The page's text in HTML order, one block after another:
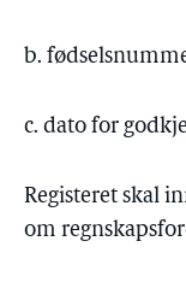
b.
c. dato for
Registeret skal
om